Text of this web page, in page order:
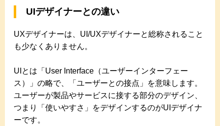
UIデザイナーとの違い
UXデザイナーは、UI/UXデザイナーと総称されること
も少なくありません。
UIとは「User Interface（ユーザーインターフェー
ス）」の略で、「ユーザーとの接点」を意味します。
ユーザーが製品やサービスに接する部分のデザイン、
つまり「使いやすさ」をデザインするのがUIデザイナ
ーです。